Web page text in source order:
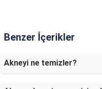
Benzer İçerikler
Akneyi ne temizler?